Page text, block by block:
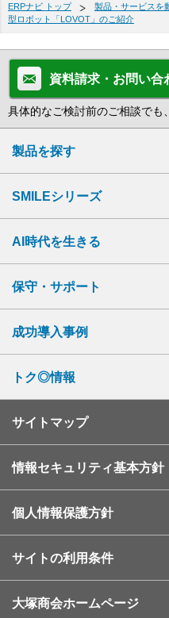
ERPナビ トップ 製品・サービスを
型ロボット「LOVOT」のご紹介
資料請求・お問い合
具体的なご検討前のご相談でも
製品を探す
SMILEシリーズ
AI時代を生きる
保守・サポート
成功導入事例
トク◎情報
サイトマップ
情報セキュリティ基本方針
個人情報保護方針
サイトの利用条件
大塚商会ホームページ